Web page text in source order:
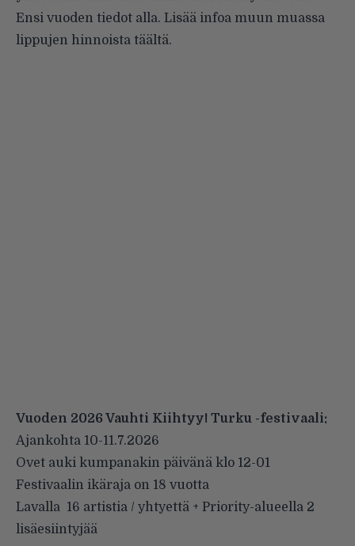
Ensi vuoden tiedot alla. Lisää infoa muun muassa
lippujen hinnoista täältä.
Vuoden 2026 Vauhti Kiihtyy! Turku -festivaali:
Ajankohta 10-11.7.2026
Ovet auki kumpanakin päivänä klo 12-01
Festivaalin ikäraja on 18 vuotta
Lavalla 16 artistia / yhtyettä + Priority-alueella 2
lisäesiintyjää